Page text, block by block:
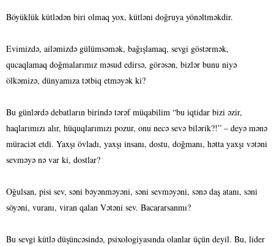
Böyüklük kütlədən biri olmaq yox, kütləni doğruya yönəltməkdir.
Evimizdə, ailəmizdə gülümsəmək, bağışlamaq, sevgi göstərmək,
qucaqlamaq doğmalarımız məsud edirsə, görəsən, bizlər bunu niyə
ölkəmizə, dünyamıza tətbiq etməyək ki?
Bu günlərdə debatların birində tərəf müqabilim “bu iqtidar bizi əzir,
haqlarımızı alır, hüquqlarımızı pozur, onu necə sevə bilərik?!” – deyə mənə
müraciət etdi. Yaxşı övladı, yaxşı insanı, dostu, doğmanı, hətta yaxşı vətəni
sevməyə nə var ki, dostlar?
Oğulsan, pisi sev, səni bəyənməyəni, səni sevməyəni, sənə daş atanı, səni
söyəni, vuranı, viran qalan Vətəni sev. Bacararsanmı?
Bu sevgi kütlə düşüncəsində, psixologiyasında olanlar üçün deyil. Bu, lider